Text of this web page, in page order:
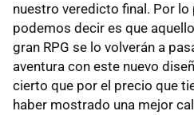
nuestro veredicto final. Por
podemos decir es que
gran RPG se lo volverán a
aventura con este nuevo
cierto que por el precio que
haber mostrado una mejor